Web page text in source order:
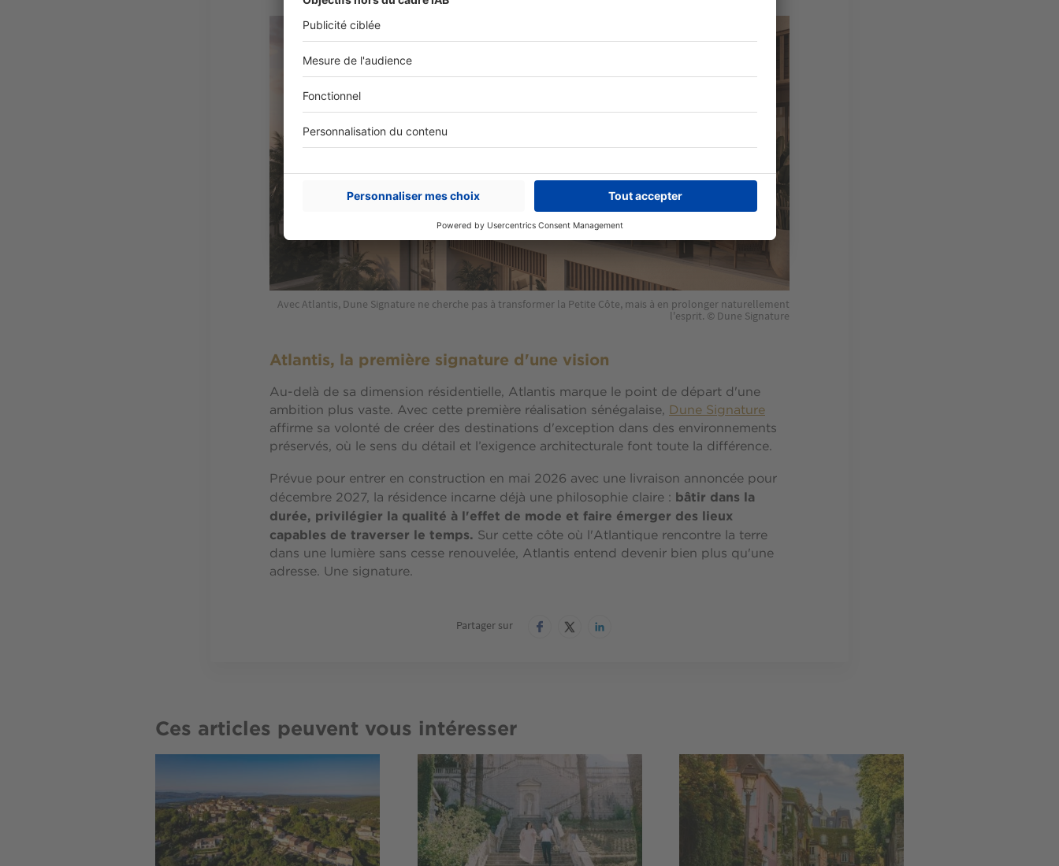
Avec Atlantis, Dune Signature ne cherche pas à transformer la Petite Côte, mais à en prolonger naturellement
l'esprit. © Dune Signature
Atlantis, la première signature d'une vision
Au-delà de sa dimension résidentielle, Atlantis marque le point de départ d'une
ambition plus vaste. Avec cette première réalisation sénégalaise, Dune Signature
affirme sa volonté de créer des destinations d'exception dans des environnements
préservés, où le sens du détail et l’exigence architecturale font toute la différence.
Prévue pour entrer en construction en mai 2026 avec une livraison annoncée pour
décembre 2027, la résidence incarne déjà une philosophie claire : bâtir dans la
durée, privilégier la qualité à l'effet de mode et faire émerger des lieux
capables de traverser le temps. Sur cette côte où l'Atlantique rencontre la terre
dans une lumière sans cesse renouvelée, Atlantis entend devenir bien plus qu'une
adresse. Une signature.
Partager sur
Ces articles peuvent vous intéresser
Image Image